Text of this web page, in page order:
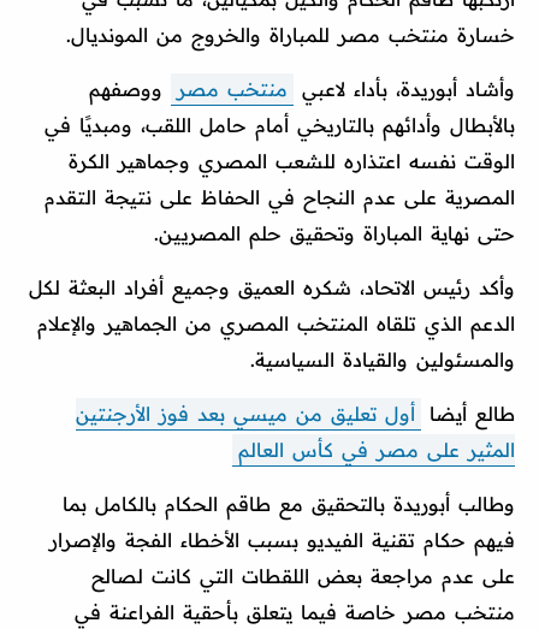
خسارة منتخب مصر للمباراة والخروج من المونديال.
وأشاد أبوريدة، بأداء لاعبي منتخب مصر
ووصفهم
بالأبطال وأدائهم بالتاريخي أمام حامل اللقب، ومبديًا في
الوقت نفسه اعتذاره للشعب المصري وجماهير الكرة
المصرية على عدم النجاح في الحفاظ على نتيجة التقدم
حتى نهاية المباراة وتحقيق حلم المصريين.
وأكد رئيس الاتحاد، شكره العميق وجميع أفراد البعثة لكل
الدعم الذي تلقاه المنتخب المصري من الجماهير والإعلام
والمسئولين والقيادة السياسية.
طالع أيضا
أول تعليق من ميسي بعد فوز الأرجنتين
المثير على مصر في كأس العالم
وطالب أبوريدة بالتحقيق مع طاقم الحكام بالكامل بما
فيهم حكام تقنية الفيديو بسبب الأخطاء الفجة والإصرار
على عدم مراجعة بعض اللقطات التي كانت لصالح
منتخب مصر خاصة فيما يتعلق بأحقية الفراعنة في